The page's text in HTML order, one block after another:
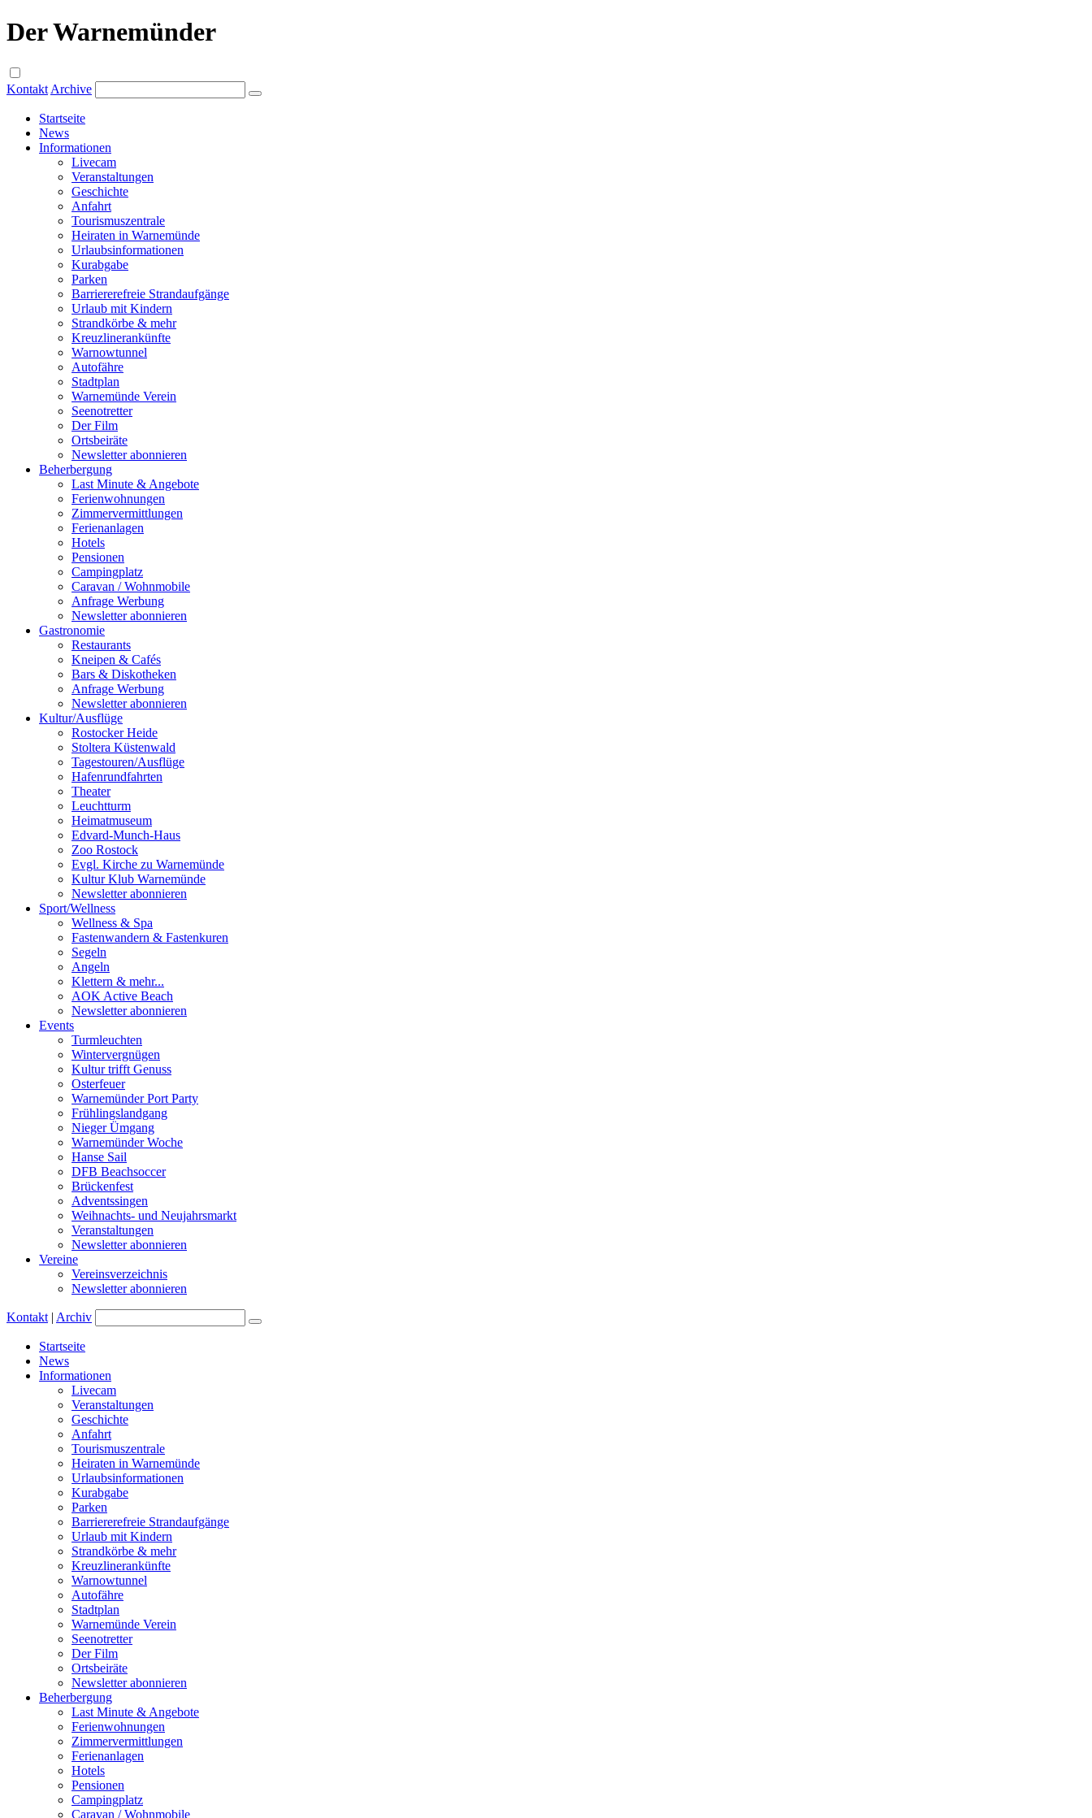
Der Warnemünder
Kontakt Archive
Startseite
News
Informationen
Livecam
Veranstaltungen
Geschichte
Anfahrt
Tourismuszentrale
Heiraten in Warnemünde
Urlaubsinformationen
Kurabgabe
Parken
Barriererefreie Strandaufgänge
Urlaub mit Kindern
Strandkörbe & mehr
Kreuzlinerankünfte
Warnowtunnel
Autofähre
Stadtplan
Warnemünde Verein
Seenotretter
Der Film
Ortsbeiräte
Newsletter abonnieren
Beherbergung
Last Minute & Angebote
Ferienwohnungen
Zimmervermittlungen
Ferienanlagen
Hotels
Pensionen
Campingplatz
Caravan / Wohnmobile
Anfrage Werbung
Newsletter abonnieren
Gastronomie
Restaurants
Kneipen & Cafés
Bars & Diskotheken
Anfrage Werbung
Newsletter abonnieren
Kultur/Ausflüge
Rostocker Heide
Stoltera Küstenwald
Tagestouren/Ausflüge
Hafenrundfahrten
Theater
Leuchtturm
Heimatmuseum
Edvard-Munch-Haus
Zoo Rostock
Evgl. Kirche zu Warnemünde
Kultur Klub Warnemünde
Newsletter abonnieren
Sport/Wellness
Wellness & Spa
Fastenwandern & Fastenkuren
Segeln
Angeln
Klettern & mehr...
AOK Active Beach
Newsletter abonnieren
Events
Turmleuchten
Wintervergnügen
Kultur trifft Genuss
Osterfeuer
Warnemünder Port Party
Frühlingslandgang
Nieger Ümgang
Warnemünder Woche
Hanse Sail
DFB Beachsoccer
Brückenfest
Adventssingen
Weihnachts- und Neujahrsmarkt
Veranstaltungen
Newsletter abonnieren
Vereine
Vereinsverzeichnis
Newsletter abonnieren
Kontakt | Archiv
Startseite
News
Informationen
Livecam
Veranstaltungen
Geschichte
Anfahrt
Tourismuszentrale
Heiraten in Warnemünde
Urlaubsinformationen
Kurabgabe
Parken
Barriererefreie Strandaufgänge
Urlaub mit Kindern
Strandkörbe & mehr
Kreuzlinerankünfte
Warnowtunnel
Autofähre
Stadtplan
Warnemünde Verein
Seenotretter
Der Film
Ortsbeiräte
Newsletter abonnieren
Beherbergung
Last Minute & Angebote
Ferienwohnungen
Zimmervermittlungen
Ferienanlagen
Hotels
Pensionen
Campingplatz
Caravan / Wohnmobile